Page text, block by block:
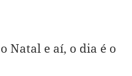
Natal e aí, o dia é o